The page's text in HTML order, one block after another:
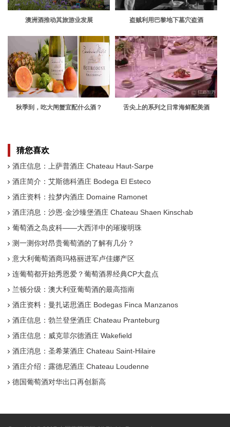
澳洲酒推动其旅游业发展 盗贼利用巴黎地下墓穴盗酒
秋季到，吃大闸蟹宜配什么酒？ 舌尖上的系列之日常海鲜配美酒
猜您喜欢
酒庄信息：上萨普酒庄 Chateau Haut-Sarpe
酒庄简介：艾斯德科酒庄 Bodega El Esteco
酒庄资料：拉梦内酒庄 Domaine Ramonet
酒庄消息：沙恩·金沙臻堡酒庄 Chateau Shaen Kinschab
葡萄酒之岛皮科——大西洋中的璀璨明珠
测一测你对昂贵葡萄酒的了解有几分？
意大利葡萄酒商玛格丽进军卢佳娜产区
连葡萄都开始秀恩爱？葡萄酒界经典CP大盘点
兰顿分级：澳大利亚葡萄酒的最高指南
酒庄资料：曼扎诺思酒庄 Bodegas Finca Manzanos
酒庄信息：勃兰登堡酒庄 Chateau Pranteburg
酒庄信息：威克菲尔德酒庄 Wakefield
酒庄消息：圣希莱酒庄 Chateau Saint-Hilaire
酒庄介绍：露德尼酒庄 Chateau Loudenne
德国葡萄酒对华出口再创新高